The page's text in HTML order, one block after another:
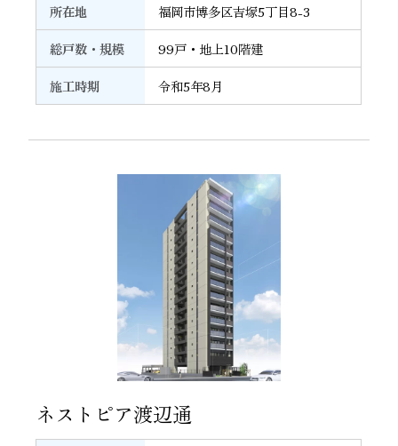
所在地
福岡市博多区吉塚5丁目8-3
総戸数・規模
99戸・地上10階建
施工時期
令和5年8月
ネストピア渡辺通 36